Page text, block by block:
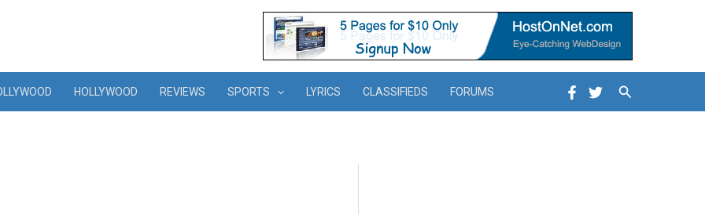
HOLLYWOOD REVIEWS SPORTS LYRICS CLASSIFIEDS FORUMS Search